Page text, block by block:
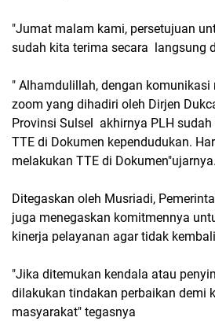
"Jumat malam kami, persetujuan
sudah kita terima secara langsung
" Alhamdulillah, dengan
zoom yang dihadiri oleh Dirjen
Provinsi Sulsel akhirnya PLH
TTE di Dokumen kependudukan.
melakukan TTE di Dokumen"ujarnya.
Ditegaskan oleh Musriadi,
juga menegaskan komitmennya
kinerja pelayanan agar tidak
"Jika ditemukan kendala atau
dilakukan tindakan perbaikan demi
masyarakat" tegasnya